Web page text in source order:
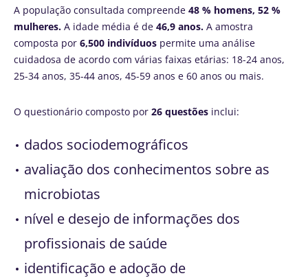
A população consultada compreende 48 % homens, 52 %
mulheres. A idade média é de 46,9 anos. A amostra
composta por 6,500 indivíduos permite uma análise
cuidadosa de acordo com várias faixas etárias: 18-24 anos,
25-34 anos, 35-44 anos, 45-59 anos e 60 anos ou mais.
O questionário composto por 26 questões inclui:
dados sociodemográficos
avaliação dos conhecimentos sobre as
microbiotas
nível e desejo de informações dos
profissionais de saúde
identificação e adoção de